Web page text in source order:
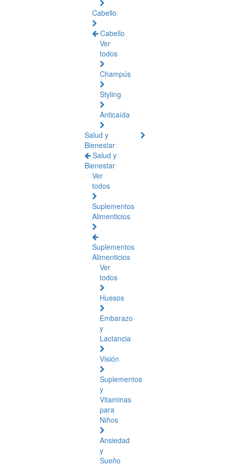
Cabello
Cabello
Ver
todos
Champús
Styling
Anticaída
Salud y
Bienestar
Salud y
Bienestar
Ver
todos
Suplementos
Alimenticios
Suplementos
Alimenticios
Ver
todos
Huesos
Embarazo
y
Lactancia
Visión
Suplementos
y
Vitaminas
para
Niños
Ansiedad
y
Sueño